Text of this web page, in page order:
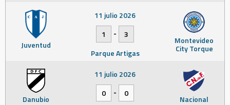
Juventud Montevideo
City Torque
11 julio 2026
1
-
3
Parque Artigas
Danubio Nacional
11 julio 2026
0
-
0